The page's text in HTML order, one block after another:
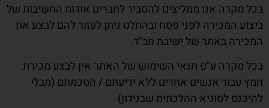
בכל מקרה אנו ממליצים להסביר לחברים אודות החשיבות של
ביצוע המכירה לפני פסח ובהחלט ניתן לעזור להם לבצע את
המכירה באתר של ישיבת חב"ד.
בכל מקרה ע"פ תנאי השימוש של האתר אין לבצע מכירת
חמץ עבור אנשים אחרים ללא ידיעתם / הסכמתם (מבלי
להיכנס לסוגיא ההלכתית שבנידון)